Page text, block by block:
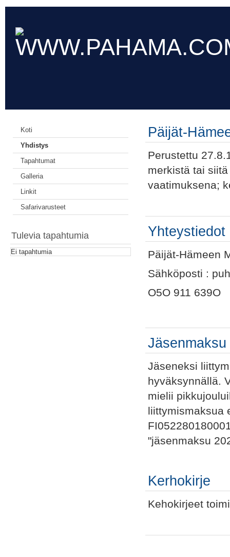
Koti
Yhdistys
Tapahtumat
Galleria
Linkit
Safarivarusteet
Tulevia tapahtumia
Ei tapahtumia
Päijät-
Perustettu
merkistä tai
vaatimuksena;
Yhteystiedot
Päijät-Hämeen
Sähköposti :
O5O 911 639O
Jäsenmaksu
Jäseneksi
hyväksynnällä.
mielii
liittymismaksua
"jäsenmaksu
Kerhokirje
Kehokirjeet